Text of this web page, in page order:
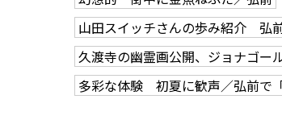
山田スイッチさんの歩み紹介 弘
久渡寺の幽霊画公開、ジョナゴー
多彩な体験 初夏に歓声／弘前で